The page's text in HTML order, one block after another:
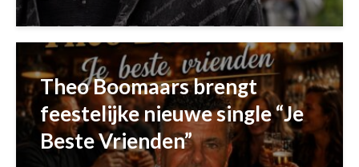
Theo Boomaars brengt
feestelijke nieuwe single “Je
Beste Vrienden”